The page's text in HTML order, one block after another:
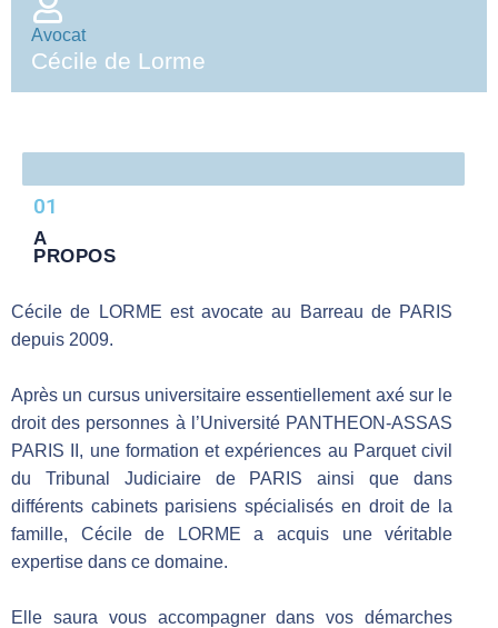
Avocat
Cécile de Lorme
01
A
PROPOS
Cécile de LORME est avocate au Barreau de PARIS
depuis 2009.
Après un cursus universitaire essentiellement axé sur le
droit des personnes à l’Université PANTHEON-ASSAS
PARIS II, une formation et expériences au Parquet civil
du Tribunal Judiciaire de PARIS ainsi que dans
différents cabinets parisiens spécialisés en droit de la
famille, Cécile de LORME a acquis une véritable
expertise dans ce domaine.
Elle saura vous accompagner dans vos démarches